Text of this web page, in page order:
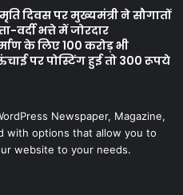
दिवस पर मुख्यमंत्री ने सौगातों
वर्दी भत्ते में जोरदार
के लिए 100 करोड़ भी
पर पोस्टिंग हुई तो 300 रूपये
Newspaper, Magazine,
with options that allow you to
website to your needs.